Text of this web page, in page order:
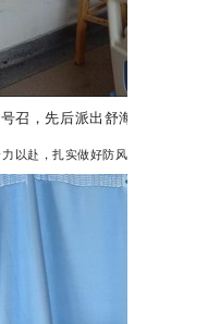
，先后派出舒海莹、吴虹仪
赴，扎实做好防风险、护安全、战